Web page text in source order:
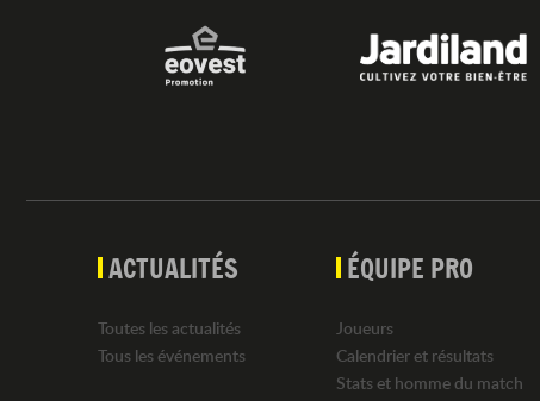
ACTUALITÉS
Toutes les actualités
Tous les événements
ÉQUIPE PRO
Joueurs
Calendrier et résultats
Stats et homme du match